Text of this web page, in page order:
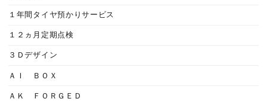
１年間タイヤ預かりサービス
１２ヵ月定期点検
３Ｄデザイン
ＡＩ ＢＯＸ
ＡＫ ＦＯＲＧＥＤ